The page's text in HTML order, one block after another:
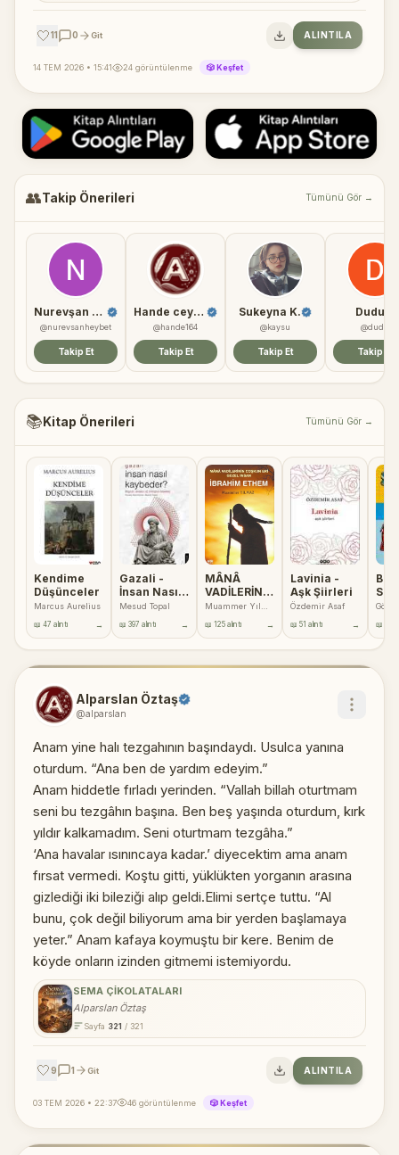
🤍11 0 Git ALINTILA
14 TEM 2026 • 15:41 24 görüntülenme 🎲 Keşfet
👥Takip Önerileri Tümünü Gör →
Nurevşan Heybet
@nurevsanheybet
Takip Et
Hande ceylan
@hande164
Takip Et
Sukeyna K.
@kaysu
Takip Et
Dudu
@dudu
Takip Et
📚Kitap Önerileri Tümünü Gör →
Kendime
Düşünceler
Marcus Aurelius
📖 47 alıntı →
Gazali -
İnsan Nasıl
Kaybeder?
Mesud Topal
📖 397 alıntı →
MÂNÂ
VADİLERİNİN
ÇOŞKUN ERİ
GÜZEL
İNSAN
📖 125 alıntı →
Lavinia -
Aşk Şiirleri
Özdemir Asaf
📖 51 alıntı →
Bir
📖 68
Alparslan Öztaş
@alparslan
Anam yine halı tezgahının başındaydı. Usulca yanına
oturdum. “Ana ben de yardım edeyim.”
Anam hiddetle fırladı yerinden. “Vallah billah oturtmam
seni bu tezgâhın başına. Ben beş yaşında oturdum, kırk
yıldır kalkamadım. Seni oturtmam tezgâha.”
‘Ana havalar ısınıncaya kadar.’ diyecektim ama anam
fırsat vermedi. Koştu gitti, yüklükten yorganın arasına
gizlediği iki bileziği alıp geldi.Elimi sertçe tuttu. “Al
bunu, çok değil biliyorum ama bir yerden başlamaya
yeter.” Anam kafaya koymuştu bir kere. Benim de
köyde onların izinden gitmemi istemiyordu.
SEMA ÇIKOLATALARI
Alparslan Öztaş
Sayfa 321 / 321
🤍9 1 Git ALINTILA
03 TEM 2026 • 22:37 46 görüntülenme 🎲 Keşfet